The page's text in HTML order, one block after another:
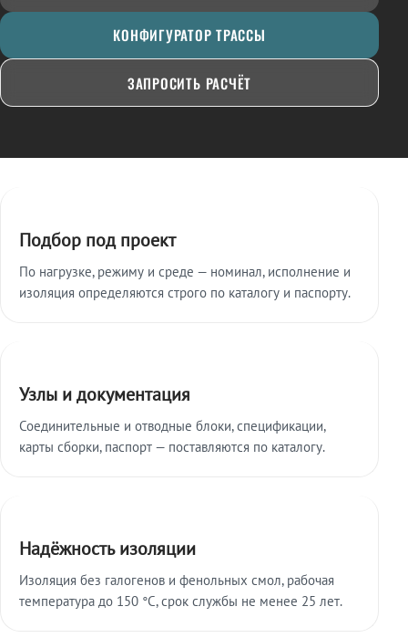
КОНФИГУРАТОР ТРАССЫ
ЗАПРОСИТЬ РАСЧЁТ
Подбор под проект
По нагрузке, режиму и среде — номинал, исполнение и
изоляция определяются строго по каталогу и паспорту.
Узлы и документация
Соединительные и отводные блоки, спецификации,
карты сборки, паспорт — поставляются по каталогу.
Надёжность изоляции
Изоляция без галогенов и фенольных смол, рабочая
температура до 150 °C, срок службы не менее 25 лет.